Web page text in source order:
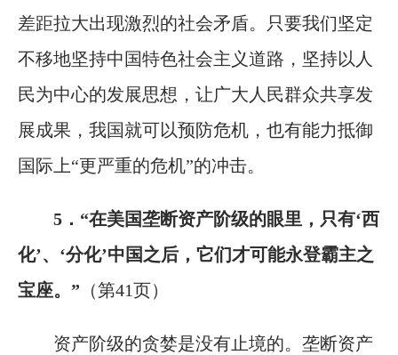
差距拉大出现激烈的社会矛盾。只要我们坚定
不移地坚持中国特色社会主义道路，坚持以人
民为中心的发展思想，让广大人民群众共享发
展成果，我国就可以预防危机，也有能力抵御
国际上“更严重的危机”的冲击。
5．“在美国垄断资产阶级的眼里，只有‘西
化’、‘分化’中国之后，它们才可能永登霸主之
宝座。” （第41页）
资产阶级的贪婪是没有止境的。垄断资产